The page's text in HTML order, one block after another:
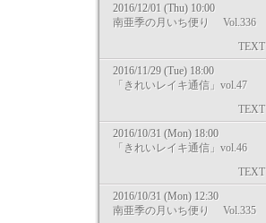
2016/12/01 (Thu) 10:00
南亜季の月いち便り Vol.336
TEXT
2016/11/29 (Tue) 18:00
「きれいレイキ通信」vol.47
TEXT
2016/10/31 (Mon) 18:00
「きれいレイキ通信」vol.46
TEXT
2016/10/31 (Mon) 12:30
南亜季の月いち便り Vol.335